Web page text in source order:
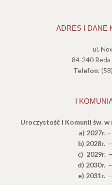
ADRES I DANE
ul.
84-240
Telefon:
I
Uroczystość I Komunii św.w
a) 2027r.
b) 2028r.
c) 2029r.
d) 2030r.
e) 2031r.